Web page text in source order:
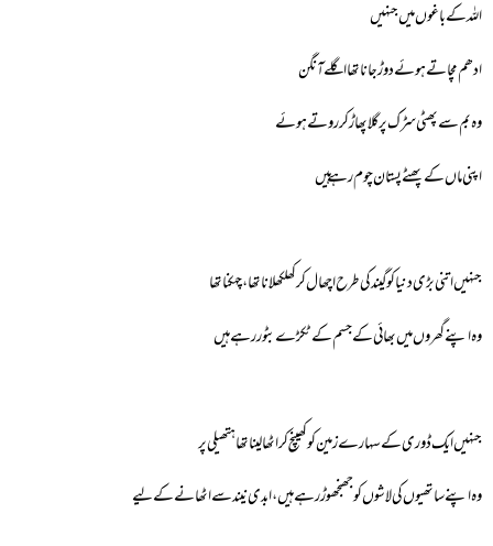
اللہ کے باغوں میں جنہیں
ادھم مچاتے ہوئے دوڑ جانا تھا اگلے آنگن
وہ بم سے پھٹی سڑک پر گلا پھاڑ کر روتے ہوئے
اپنی ماں کے پھٹے پستان چوم رہے ہیں
جنہیں اتنی بڑی دنیا کو گیند کی طرح اچھال کر کھلکھلانا تھا ، چہکنا تھا
وہ اپنے گھروں میں بھائی کے جسم کے ٹکڑے بٹور رہے ہیں
جنہیں ایک ڈوری کے سہارے زمین کو کھینچ کر اٹھا لینا تھا ہتھیلی پر
وہ اپنے ساتھیوں کی لاشوں کو جھنجھوڑ رہے ہیں، ابدی نیند سے اٹھانے کے لیے